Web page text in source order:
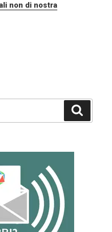
non di nostra